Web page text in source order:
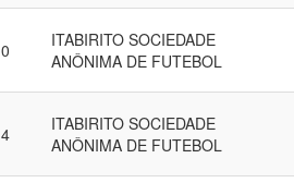
ITABIRITO SOCIEDADE
ANÔNIMA DE FUTEBOL
ITABIRITO SOCIEDADE
ANÔNIMA DE FUTEBOL